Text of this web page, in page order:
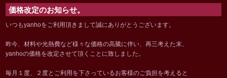
価格改定のお知らせ。
いつもyanhoをご利用頂きまして誠にありがとうございます。
昨今、材料や光熱費など様々な価格の高騰に伴い、再三考えた末、
yanhoの価格を改定させて頂くことに致しました。
毎月１度、２度とご利用を下さっているお客様のご負担を考えると